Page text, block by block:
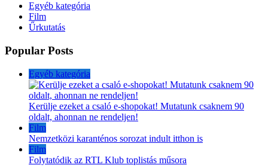
Egyéb kategória
Film
Űrkutatás
Popular Posts
Egyéb kategória
Kerülje ezeket a csaló e-shopokat! Mutatunk csaknem 90
oldalt, ahonnan ne rendeljen!
Film
Nemzetközi karanténos sorozat indult itthon is
Film
Folytatódik az RTL Klub toplistás műsora